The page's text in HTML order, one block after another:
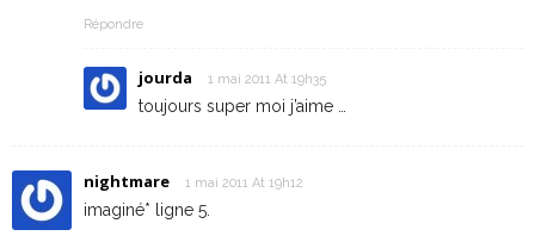
Répondre
jourda 1 mai 2011 At 19h35
toujours super moi j’aime …
nightmare 1 mai 2011 At 19h12
imaginé* ligne 5.